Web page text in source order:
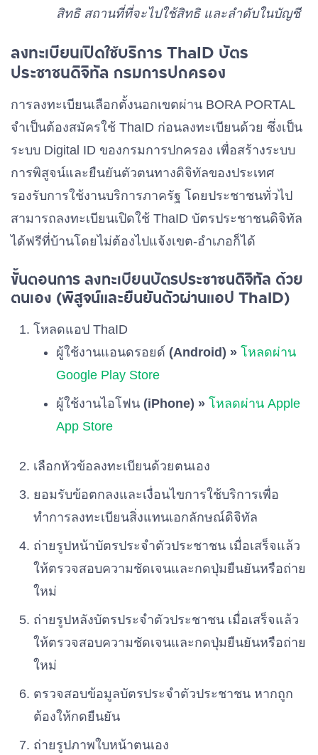
เบอร์ 39
พรรคประชาภิวัฒน์
เบอร์ 41 พรรคไทยธรรม
เบอร์ 42 พรรคไทยศรีวิไลย์
เบอร์ 43 พรรคพลังสหกรณ์
เบอร์ 44 พรรคราษฎร์วิถี
เบอร์ 45
เบอร์ 46 พรรคถิ่นกาขาวชาววิไล
เบอร์ 47
เบอร์ 48 พรรคเพื่ออนาคตไทย
เบอร์ 49 พรรครักษ์ผืนป่าประเทศไทย
เบอร์ 50 พรรคพลังปวงชนไทย
เบอร์ 52
สิทธิ สถานที่ที่จะไปใช้สิทธิ และลำดับในบัญชี
ลงทะเบียนเปิดใช้บริการ ThaID บัตร
ประชาชนดิจิทัล กรมการปกครอง
การลงทะเบียนเลือกตั้งนอกเขตผ่าน BORA PORTAL
จำเป็นต้องสมัครใช้ ThaID ก่อนลงทะเบียนด้วย ซึ่งเป็น
ระบบ Digital ID ของกรมการปกครอง เพื่อสร้างระบบ
การพิสูจน์และยืนยันตัวตนทางดิจิทัลของประเทศ
รองรับการใช้งานบริการภาครัฐ โดยประชาชนทั่วไป
สามารถลงทะเบียนเปิดใช้ ThaID บัตรประชาชนดิจิทัล
ได้ฟรีที่บ้านโดยไม่ต้องไปแจ้งเขต-อำเภอก็ได้
ขั้นตอนการ ลงทะเบียนบัตรประชาชนดิจิทัล ด้วย
ตนเอง (พิสูจน์และยืนยันตัวผ่านแอป ThaID)
โหลดแอป ThaID
ผู้ใช้งานแอนดรอยด์ (Android) » โหลดผ่าน
Google Play Store
ผู้ใช้งานไอโฟน (iPhone) » โหลดผ่าน Apple
App Store
เลือกหัวข้อลงทะเบียนด้วยตนเอง
ยอมรับข้อตกลงและเงื่อนไขการใช้บริการเพื่อ
ทำการลงทะเบียนสิ่งแทนเอกลักษณ์ดิจิทัล
ถ่ายรูปหน้าบัตรประจำตัวประชาชน เมื่อเสร็จแล้ว
ให้ตรวจสอบความชัดเจนและกดปุ่มยืนยันหรือถ่าย
ใหม่
ถ่ายรูปหลังบัตรประจำตัวประชาชน เมื่อเสร็จแล้ว
ให้ตรวจสอบความชัดเจนและกดปุ่มยืนยันหรือถ่าย
ใหม่
ตรวจสอบข้อมูลบัตรประจำตัวประชาชน หากถูก
ต้องให้กดยืนยัน
ถ่ายรูปภาพใบหน้าตนเอง